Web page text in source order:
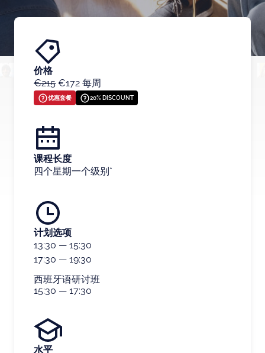
价格
€215€172 每周
优惠套餐 20% DISCOUNT
课程长度
四个星期一个级别*
计划选项
13:30 —15:30
17:30 —19:30
西班牙语研讨班
15:30 —17:30
水平